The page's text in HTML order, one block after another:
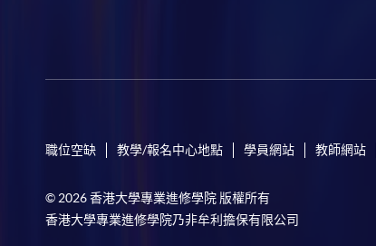
職位空缺 教學/報名中心地點 學員網站 教師網站
© 2026 香港大學專業進修學院 版權所有
香港大學專業進修學院乃非牟利擔保有限公司